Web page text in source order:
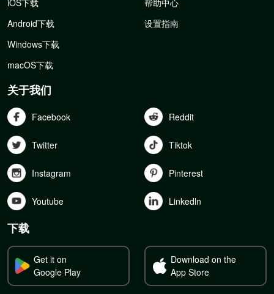
iOS下载
Android下载
Windows下载
macOS下载
帮助中心
设置指南
关于我们
Facebook Reddit
Twitter Tiktok
Instagram Pinterest
Youtube Linkedln
下载
Get it on
Google Play
Download on the
App Store